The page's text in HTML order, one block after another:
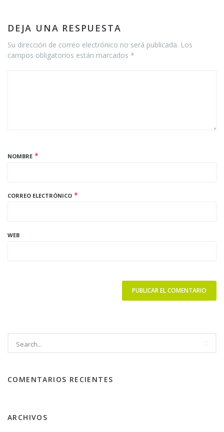
DEJA UNA RESPUESTA
Su dirección de correo electrónico no será publicada. Los
campos obligatorios están marcados *
NOMBRE *
CORREO ELECTRÓNICO *
WEB
COMENTARIOS RECIENTES
ARCHIVOS